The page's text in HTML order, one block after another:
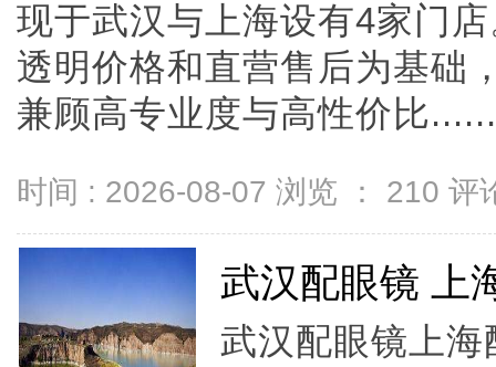
现于武汉与上海设有4家门
透明价格和直营售后为基础
兼顾高专业度与高性价比......
时间 : 2026-08-07 浏览 ： 210 评
武汉配眼镜 上
武汉配眼镜上